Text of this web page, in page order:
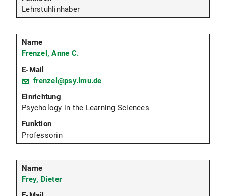
Lehrstuhlinhaber
Frenzel, Anne C.
frenzel@psy.lmu.de
Psychology in the Learning Sciences
Professorin
Frey, Dieter